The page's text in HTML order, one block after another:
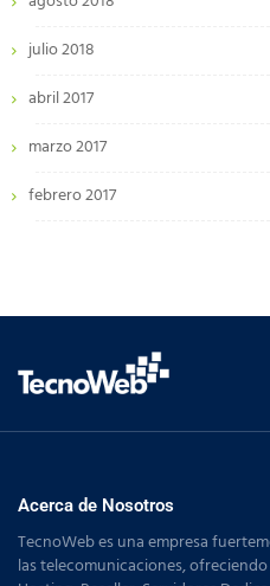
julio 2018
abril 2017
marzo 2017
febrero 2017
Acerca de Nosotros
TecnoWeb es una empresa
las telecomunicaciones,